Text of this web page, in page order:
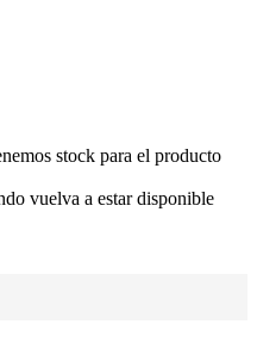
stock para el producto
vuelva a estar disponible